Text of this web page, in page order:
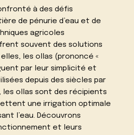
à des défis
de pénurie d’eau et de
agricoles
souvent des solutions
les ollas (prononcé «
par leur simplicité et
depuis des siècles par
les ollas sont des récipients
une irrigation optimale
l’eau. Découvrons
et leurs